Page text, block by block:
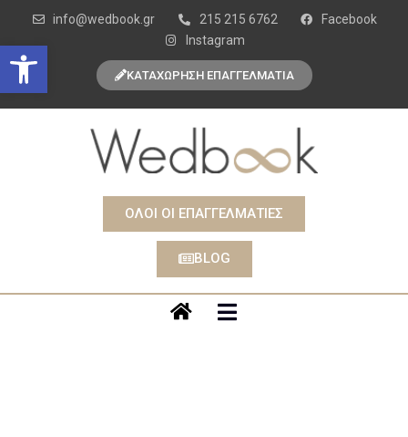
Open toolbar
info@wedbook.gr 215 215 6762
Facebook
Instagram
ΚΑΤΑΧΩΡΗΣΗ ΕΠΑΓΓΕΛΜΑΤΙΑ
ΟΛΟΙ ΟΙ ΕΠΑΓΓΕΛΜΑΤΙΕΣ
BLOG